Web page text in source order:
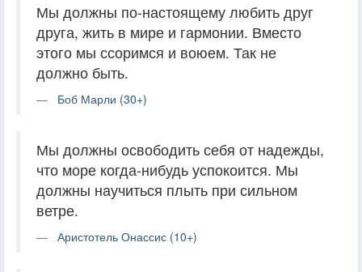
Мы должны по-настоящему любить друг
друга, жить в мире и гармонии. Вместо
этого мы ссоримся и воюем. Так не
должно быть.
Боб Марли (30+)
Мы должны освободить себя от надежды,
что море когда-нибудь успокоится. Мы
должны научиться плыть при сильном
ветре.
Аристотель Онассис (10+)